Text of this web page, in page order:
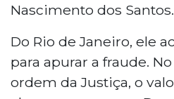
Nascimento dos Santos.
Do Rio de Janeiro, ele
para apurar a fraude.
ordem da Justiça, o